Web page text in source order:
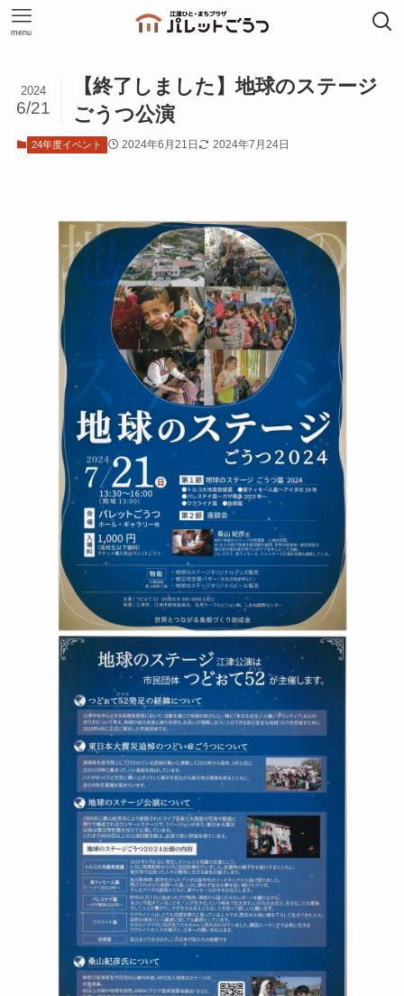
menu
【終了しました】地球のステージ
ごうつ公演
2024
6/21
24年度イベント 2024年6月21日 2024年7月24日